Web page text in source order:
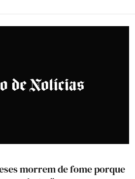
morrem de fome porque